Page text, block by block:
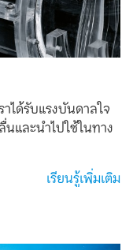
าได้รับแรงบันดาลใจ
และนำไปใช้ในทาง
เรียนรู้เพิ่มเติม